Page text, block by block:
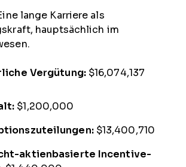
lange Karriere als
hauptsächlich im
Vergütung:$16,074,137
$1,200,000
$13,400,710
aktienbasierte Incentive-